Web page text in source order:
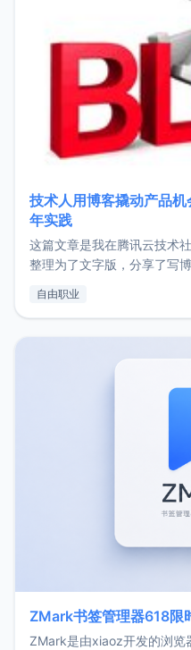
技术人用博客撬动产品
年实践
这篇文章是我在腾讯云技术
整理为了文字版，分享了写
了我的首个产品ImgURL的
自由职业
ZMark书签管理器618限
ZMark是由xiaoz开发的浏览